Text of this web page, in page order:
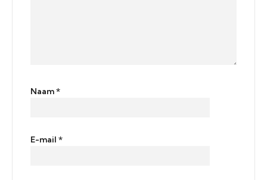
Naam*
E-mail *